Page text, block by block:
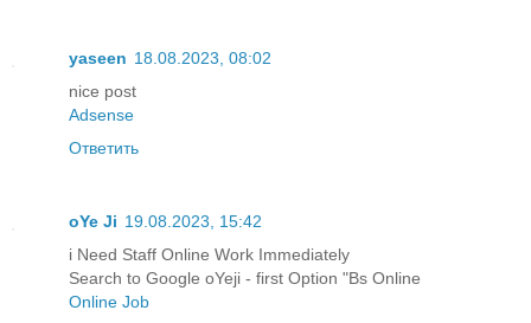
yaseen 18.08.2023, 08:02
nice post
Adsense
Ответить
oYe Ji 19.08.2023, 15:42
i Need Staff Online Work Immediately
Search to Google oYeji - first Option "Bs Online
Online Job